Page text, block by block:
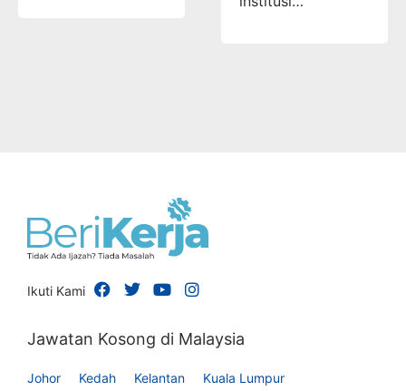
Ikuti Kami
Jawatan Kosong di Malaysia
Johor Kedah Kelantan Kuala Lumpur